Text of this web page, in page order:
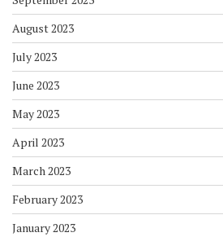
August 2023
July 2023
June 2023
May 2023
April 2023
March 2023
February 2023
January 2023